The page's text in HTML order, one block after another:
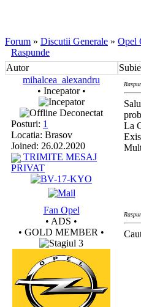
Forum » Discutii Generale » Opel
Raspunde
Autor
mihalcea_alexandru
• Incepator •
Deconectat
Posturi: 1
Locatia: Brasov
Joined: 26.02.2020
TRIMITE MESAJ
PRIVAT
La
Fan Opel
• ADS •
• GOLD MEMBER •